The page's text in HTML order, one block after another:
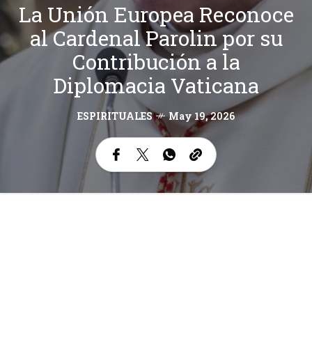
La Unión Europea Reconoce
al Cardenal Parolin por su
Contribución a la
Diplomacia Vaticana
ESPIRITUALES May 19, 2026